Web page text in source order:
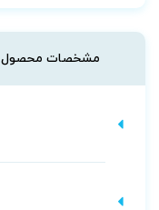
مشخصات محصول